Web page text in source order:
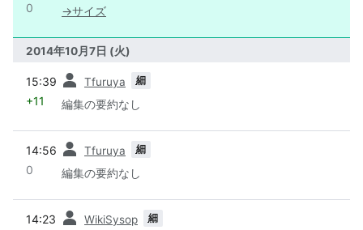
0 →サイズ
2014年10月7日 (火)
15:39 Tfuruya 細
+11 編集の要約なし
14:56 Tfuruya 細
0 編集の要約なし
14:23 WikiSysop 細